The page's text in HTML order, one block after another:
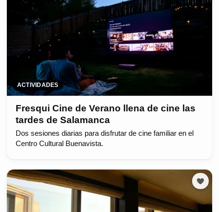
ACTIVIDADES
Fresqui Cine de Verano llena de cine las
tardes de Salamanca
Dos sesiones diarias para disfrutar de cine familiar en el
Centro Cultural Buenavista.